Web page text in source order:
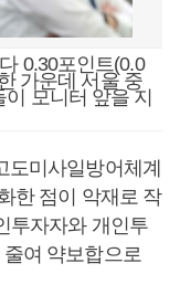
0.30포인트(0.0
가운데 서울 중
모니터 앞을 지
도미사일방어체계
한 점이 악재로 작
투자자와 개인투
여 약보합으로